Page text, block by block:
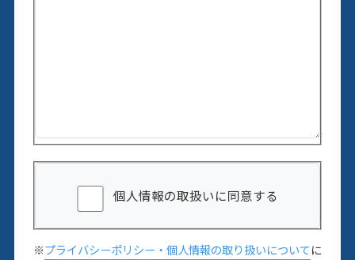
個人情報の取扱いに同意する
※プライバシーポリシー・個人情報の取り扱いについてに